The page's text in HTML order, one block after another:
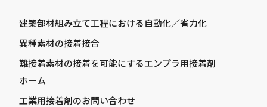
ホーム
工業用接着剤のお問い合わせ
建築部材組み立て工程における自動化／省力化
異種素材の接着接合
難接着素材の接着を可能にするエンプラ用接着剤